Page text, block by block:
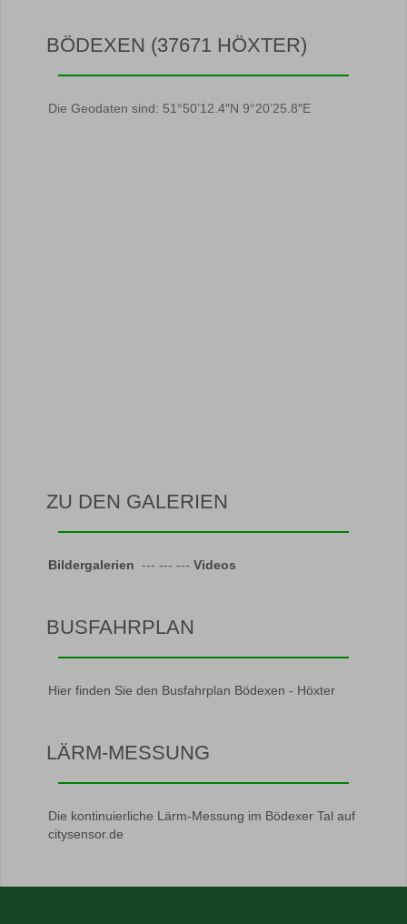
BÖDEXEN (37671 HÖXTER)
Die Geodaten sind: 51°50’12.4″N 9°20’25.8″E
ZU DEN GALERIEN
Bildergalerien --- --- --- Videos
BUSFAHRPLAN
Hier finden Sie den Busfahrplan Bödexen - Höxter
LÄRM-MESSUNG
Die kontinuierliche Lärm-Messung im Bödexer Tal auf
citysensor.de